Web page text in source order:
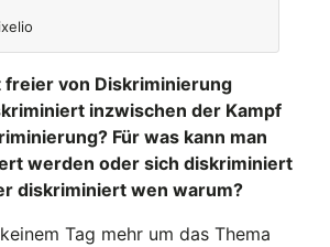
freier von Diskriminierung
inzwischen der Kampf
Für was kann man
werden oder sich diskriminiert
diskriminiert wen warum?
Tag mehr um das Thema